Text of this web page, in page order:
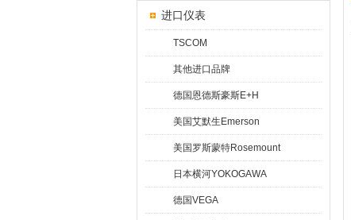
进口仪表
TSCOM
其他进口品牌
德国恩德斯豪斯E+H
美国艾默生Emerson
美国罗斯蒙特Rosemount
日本横河YOKOGAWA
德国VEGA